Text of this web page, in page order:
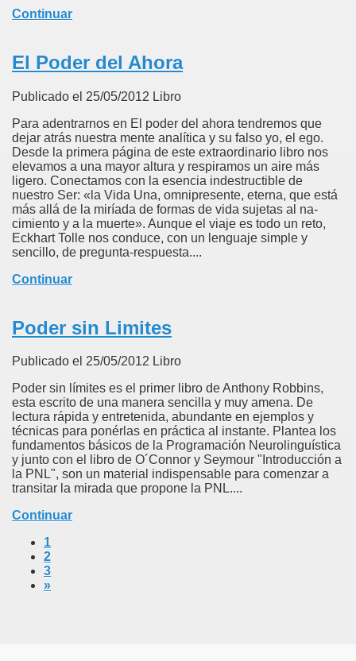
Continuar
El Poder del Ahora
Publicado el 25/05/2012 Libro
Para adentrarnos en El poder del ahora tendremos que
dejar atrás nuestra mente analítica y su falso yo, el ego.
Desde la primera página de este extraordinario libro nos
elevamos a una mayor altura y respiramos un aire más
ligero. Conectamos con la esencia indestructible de
nuestro Ser: «la Vida Una, omnipresente, eterna, que está
más allá de la miríada de formas de vida sujetas al na-
cimiento y a la muerte». Aunque el viaje es todo un reto,
Eckhart Tolle nos conduce, con un lenguaje simple y
sencillo, de pregunta-respuesta....
Continuar
Poder sin Limites
Publicado el 25/05/2012 Libro
Poder sin límites es el primer libro de Anthony Robbins,
esta escrito de una manera sencilla y muy amena. De
lectura rápida y entretenida, abundante en ejemplos y
técnicas para ponérlas en práctica al instante. Plantea los
fundamentos básicos de la Programación Neurolinguística
y junto con el libro de O´Connor y Seymour "Introducción a
la PNL", son un material indispensable para comenzar a
transitar la mirada que propone la PNL....
Continuar
1
2
3
»